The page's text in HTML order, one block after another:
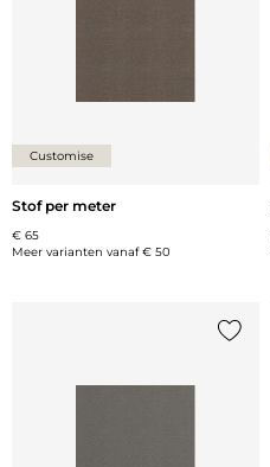
Customise
Stof per meter
€ 65
Meer varianten vanaf€ 50